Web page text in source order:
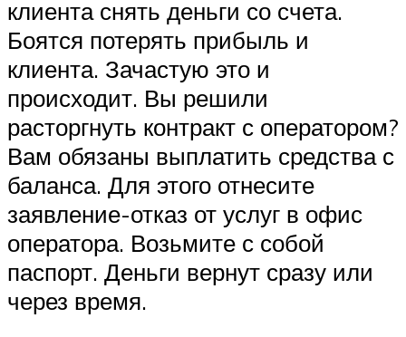
клиента снять деньги со счета.
Боятся потерять прибыль и
клиента. Зачастую это и
происходит. Вы решили
расторгнуть контракт с оператором?
Вам обязаны выплатить средства с
баланса. Для этого отнесите
заявление-отказ от услуг в офис
оператора. Возьмите с собой
паспорт. Деньги вернут сразу или
через время.